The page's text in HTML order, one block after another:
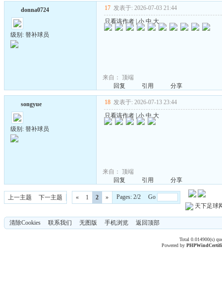
donna0724
级别: 替补球员
17 发表于: 2026-07-03 21:44
只看该作者 |小 中 大
来自： 顶端
回复
引用 分享
songyue
级别: 替补球员
18 发表于: 2026-07-13 23:44
只看该作者 |小 中 大
来自： 顶端
回复
引用 分享
上一主题 下一主题 « 1 2 »
Pages: 2/2 Go
天下足球
清除Cookies 联系我们 无图版 手机浏览 返回顶部
Total 0.014900(s)
Powered byPHPWind